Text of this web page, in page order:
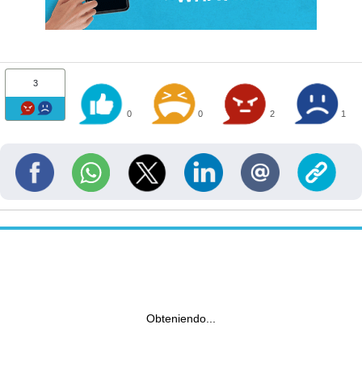
3
0 0 2 1
Obteniendo...